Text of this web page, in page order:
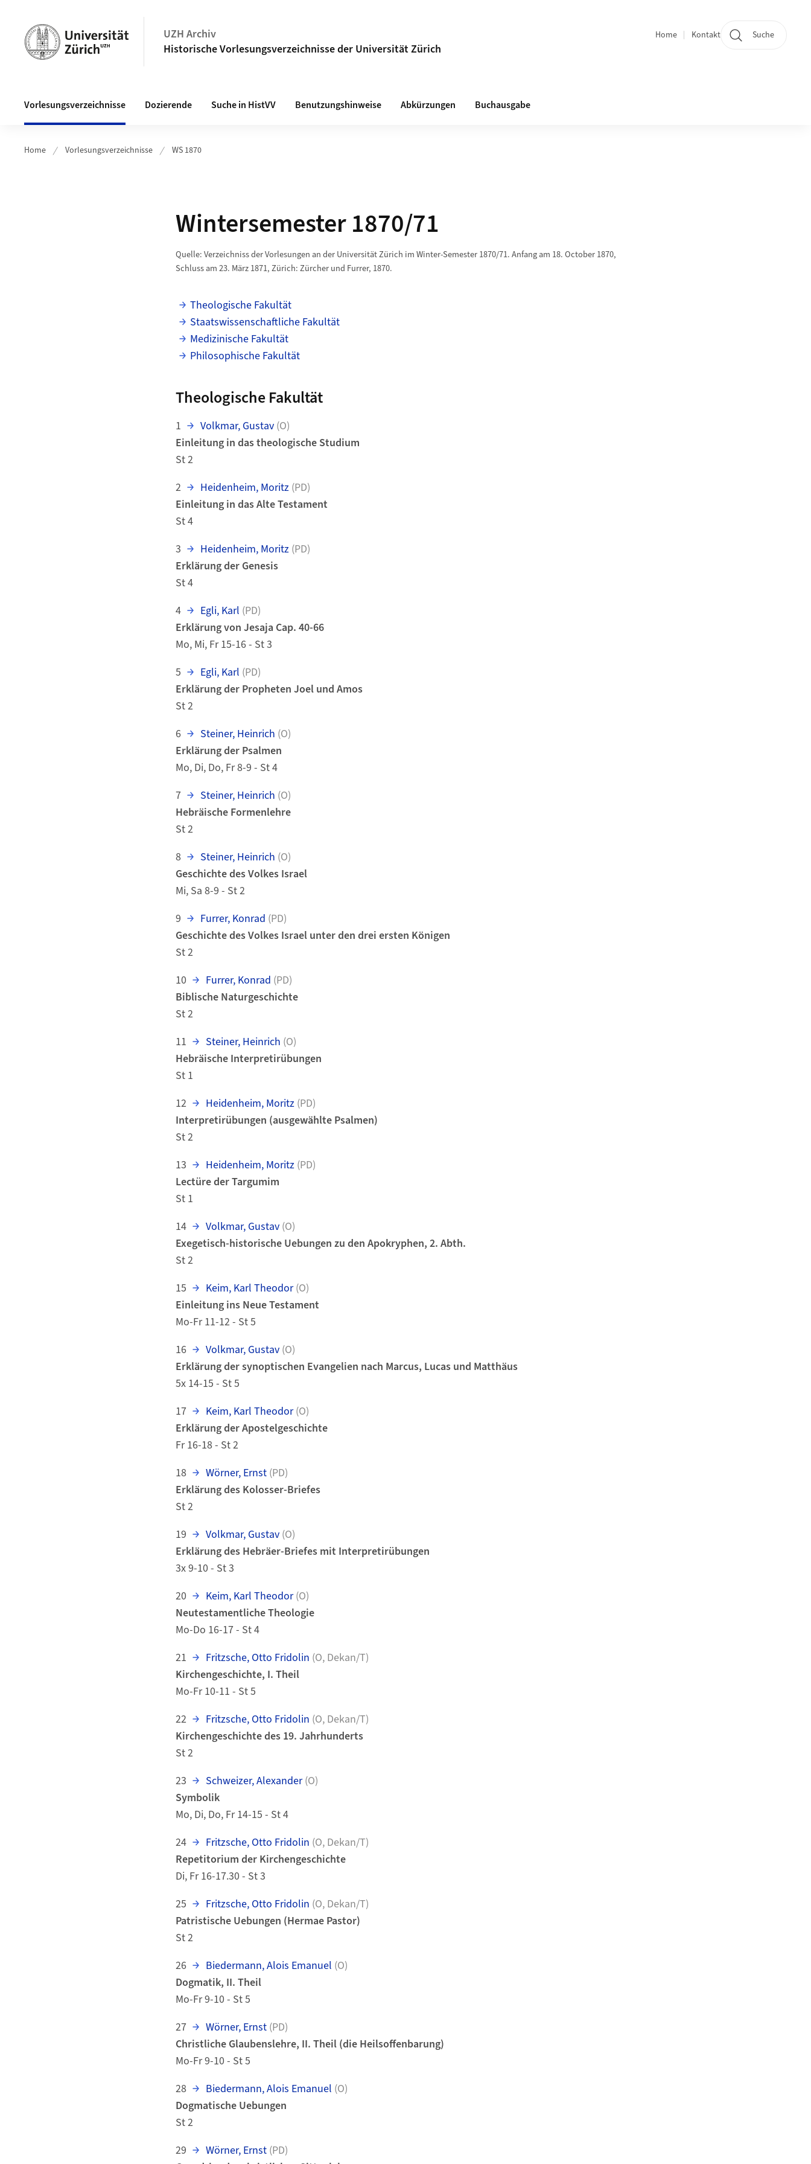
UZH Archiv
Historische Vorlesungsverzeichnisse der Universität Zürich
Quicklinks und Sprachwechsel
Home Kontakt Suche
Vorlesungsverzeichnisse Dozierende Suche in HistVV Benutzungshinweise Abkürzungen Buchausgabe
Home Vorlesungsverzeichnisse WS 1870
Wintersemester 1870/71
Quelle: Verzeichniss der Vorlesungen an der Universität Zürich im Winter-Semester 1870/71. Anfang am 18. October 1870,
Schluss am 23. März 1871, Zürich: Zürcher und Furrer, 1870.
Theologische Fakultät
Staatswissenschaftliche Fakultät
Medizinische Fakultät
Philosophische Fakultät
Theologische Fakultät
1 Volkmar, Gustav (O)
Einleitung in das theologische Studium
St 2
2
Heidenheim, Moritz (PD)
Einleitung in das Alte Testament
St 4
3
Heidenheim, Moritz (PD)
Erklärung der Genesis
St 4
4
Egli, Karl (PD)
Erklärung von Jesaja Cap. 40-66
Mo, Mi, Fr 15-16 - St 3
5
Egli, Karl (PD)
Erklärung der Propheten Joel und Amos
St 2
6
Steiner, Heinrich (O)
Erklärung der Psalmen
Mo, Di, Do, Fr 8-9 - St 4
7
Steiner, Heinrich (O)
Hebräische Formenlehre
St 2
8
Steiner, Heinrich (O)
Geschichte des Volkes Israel
Mi, Sa 8-9 - St 2
9
Furrer, Konrad (PD)
Geschichte des Volkes Israel unter den drei ersten Königen
St 2
10
Furrer, Konrad (PD)
Biblische Naturgeschichte
St 2
11
Steiner, Heinrich (O)
Hebräische Interpretirübungen
St 1
12
Heidenheim, Moritz (PD)
Interpretirübungen (ausgewählte Psalmen)
St 2
13
Heidenheim, Moritz (PD)
Lectüre der Targumim
St 1
14
Volkmar, Gustav (O)
Exegetisch-historische Uebungen zu den Apokryphen, 2. Abth.
St 2
15
Keim, Karl Theodor (O)
Einleitung ins Neue Testament
Mo-Fr 11-12 - St 5
16
Volkmar, Gustav (O)
Erklärung der synoptischen Evangelien nach Marcus, Lucas und Matthäus
5x 14-15 - St 5
17
Keim, Karl Theodor (O)
Erklärung der Apostelgeschichte
Fr 16-18 - St 2
18
Wörner, Ernst (PD)
Erklärung des Kolosser-Briefes
St 2
19
Volkmar, Gustav (O)
Erklärung des Hebräer-Briefes mit Interpretirübungen
3x 9-10 - St 3
20
Keim, Karl Theodor (O)
Neutestamentliche Theologie
Mo-Do 16-17 - St 4
21
Fritzsche, Otto Fridolin (O, Dekan/T)
Kirchengeschichte, I. Theil
Mo-Fr 10-11 - St 5
22
Fritzsche, Otto Fridolin (O, Dekan/T)
Kirchengeschichte des 19. Jahrhunderts
St 2
23
Schweizer, Alexander (O)
Symbolik
Mo, Di, Do, Fr 14-15 - St 4
24
Fritzsche, Otto Fridolin (O, Dekan/T)
Repetitorium der Kirchengeschichte
Di, Fr 16-17.30 - St 3
25
Fritzsche, Otto Fridolin (O, Dekan/T)
Patristische Uebungen (Hermae Pastor)
St 2
26
Biedermann, Alois Emanuel (O)
Dogmatik, II. Theil
Mo-Fr 9-10 - St 5
27
Wörner, Ernst (PD)
Christliche Glaubenslehre, II. Theil (die Heilsoffenbarung)
Mo-Fr 9-10 - St 5
28
Biedermann, Alois Emanuel (O)
Dogmatische Uebungen
St 2
29
Wörner, Ernst (PD)